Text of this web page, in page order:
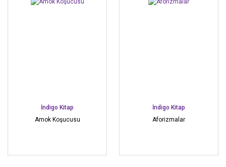
İndigo Kitap
Amok Koşucusu
İndigo Kitap
Aforizmalar